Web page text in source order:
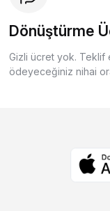
Dönüştürme
Gizli ücret yok. Teklif
ödeyeceğiniz nihai